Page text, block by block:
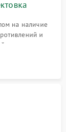
на наличие
и
питания,